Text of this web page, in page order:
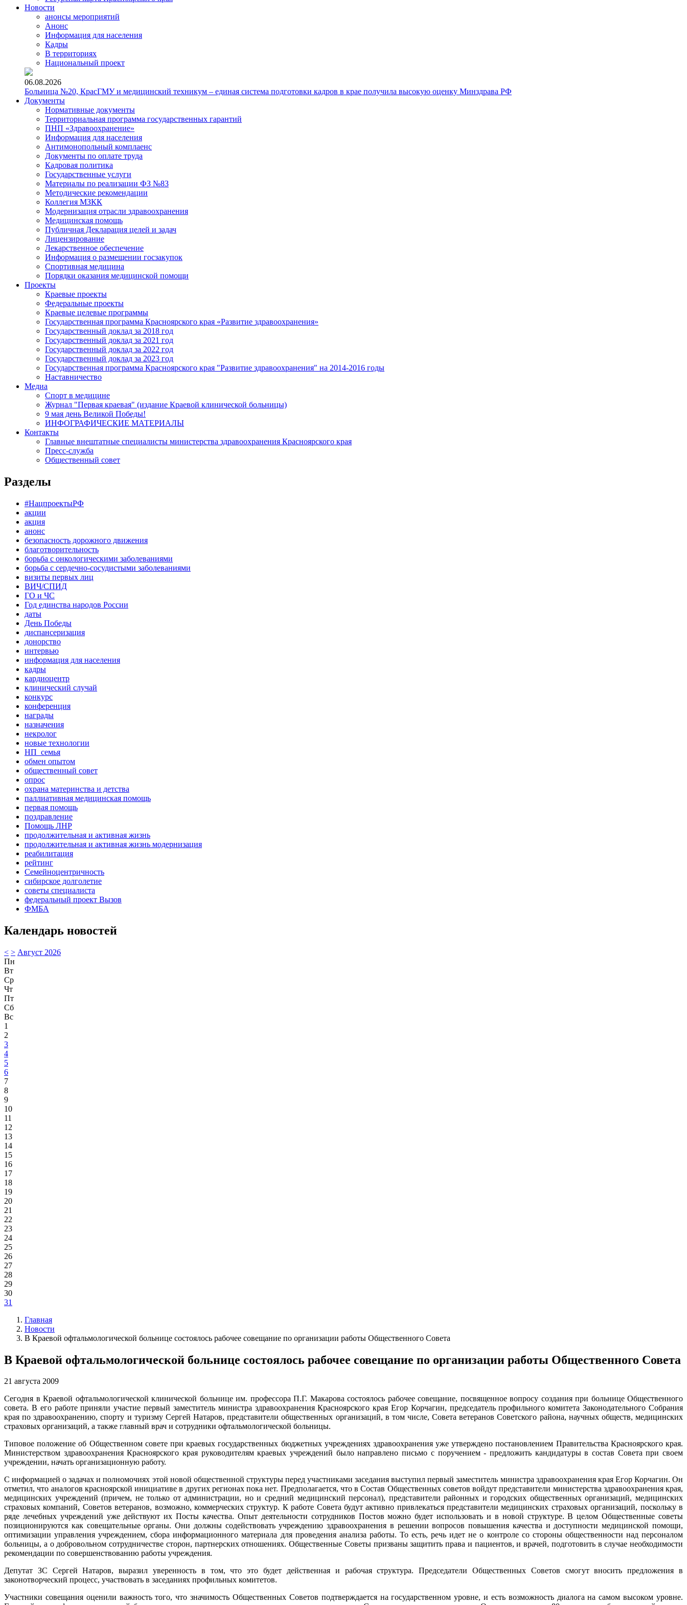
Новости
анонсы мероприятий
Анонс
Информация для населения
Кадры
В территориях
Национальный проект
06.08.2026
Больница №20, КрасГМУ и медицинский техникум – единая система подготовки кадров в крае получила высокую оценку Минздрава РФ
Документы
Нормативные документы
Территориальная программа государственных гарантий
ПНП «Здравоохранение»
Информация для населения
Антимонопольный комплаенс
Документы по оплате труда
Кадровая политика
Государственные услуги
Материалы по реализации ФЗ №83
Методические рекомендации
Коллегия МЗКК
Модернизация отрасли здравоохранения
Медицинская помощь
Публичная Декларация целей и задач
Лицензирование
Лекарственное обеспечение
Информация о размещении госзакупок
Спортивная медицина
Порядки оказания медицинской помощи
Проекты
Краевые проекты
Федеральные проекты
Краевые целевые программы
Государственная программа Красноярского края «Развитие здравоохранения»
Государственный доклад за 2018 год
Государственный доклад за 2021 год
Государственный доклад за 2022 год
Государственный доклад за 2023 год
Государственная программа Красноярского края "Развитие здравоохранения" на 2014-2016 годы
Наставничество
Медиа
Спорт в медицине
Журнал "Первая краевая" (издание Краевой клинической больницы)
9 мая день Великой Победы!
ИНФОГРАФИЧЕСКИЕ МАТЕРИАЛЫ
Контакты
Главные внештатные специалисты министерства здравоохранения Красноярского края
Пресс-служба
Общественный совет
Разделы
#НацпроектыРФ
акции
акция
анонс
безопасность дорожного движения
благотворительность
борьба с онкологическими заболеваниями
борьба с сердечно-сосудистыми заболеваниями
визиты первых лиц
ВИЧ/СПИД
ГО и ЧС
Год единства народов России
даты
День Победы
диспансеризация
донорство
интервью
информация для населения
кадры
кардиоцентр
клинический случай
конкурс
конференция
награды
назначения
некролог
новые технологии
НП_семья
обмен опытом
общественный совет
опрос
охрана материнства и детства
паллиативная медицинская помощь
первая помощь
поздравление
Помощь ЛНР
продолжительная и активная жизнь
продолжительная и активная жизнь модернизация
реабилитация
рейтинг
Семейноцентричность
сибирское долголетие
советы специалиста
федеральный проект Вызов
ФМБА
Календарь новостей
< > Август 2026
Пн
Вт
Ср
Чт
Пт
Сб
Вс
1
2
3
4
5
6
7
8
9
10
11
12
13
14
15
16
17
18
19
20
21
22
23
24
25
26
27
28
29
30
31
Главная
Новости
В Краевой офтальмологической больнице состоялось рабочее совещание по организации работы Общественного Совета
В Краевой офтальмологической больнице состоялось рабочее совещание по организации работы Общественного Совета
21 августа 2009
Сегодня в Краевой офтальмологической клинической больнице им. профессора П.Г. Макарова состоялось рабочее совещание, посвященное вопросу создания при больнице Общественного
совета. В его работе приняли участие первый заместитель министра здравоохранения Красноярского края Егор Корчагин, председатель профильного комитета Законодательного Собрания
края по здравоохранению, спорту и туризму Сергей Натаров, представители общественных организаций, в том числе, Совета ветеранов Советского района, научных обществ, медицинских
страховых организаций, а также главный врач и сотрудники офтальмологической больницы.
Типовое положение об Общественном совете при краевых государственных бюджетных учреждениях здравоохранения уже утверждено постановлением Правительства Красноярского края.
Министерством здравоохранения Красноярского края руководителям краевых учреждений было направлено письмо c поручением - предложить кандидатуры в состав Совета при своем
учреждении, начать организационную работу.
С информацией о задачах и полномочиях этой новой общественной структуры перед участниками заседания выступил первый заместитель министра здравоохранения края Егор Корчагин. Он
отметил, что аналогов красноярской инициативе в других регионах пока нет. Предполагается, что в Состав Общественных советов войдут представители министерства здравоохранения края,
медицинских учреждений (причем, не только от администрации, но и средний медицинский персонал), представители районных и городских общественных организаций, медицинских
страховых компаний, Советов ветеранов, возможно, коммерческих структур. К работе Совета будут активно привлекаться представители медицинских страховых организаций, поскольку в
ряде лечебных учреждений уже действуют их Посты качества. Опыт деятельности сотрудников Постов можно будет использовать и в новой структуре. В целом Общественные советы
позиционируются как совещательные органы. Они должны содействовать учреждению здравоохранения в решении вопросов повышения качества и доступности медицинской помощи,
оптимизации управления учреждением, сбора информационного материала для проведения анализа работы. То есть, речь идет не о контроле со стороны общественности над персоналом
больницы, а о добровольном сотрудничестве сторон, партнерских отношениях. Общественные Советы призваны защитить права и пациентов, и врачей, подготовить в случае необходимости
рекомендации по совершенствованию работы учреждения.
Депутат ЗС Сергей Натаров, выразил уверенность в том, что это будет действенная и рабочая структура. Председатели Общественных Советов смогут вносить предложения в
законотворческий процесс, участвовать в заседаниях профильных комитетов.
Участники совещания оценили важность того, что значимость Общественных Советов подтверждается на государственном уровне, и есть возможность диалога на самом высоком уровне.